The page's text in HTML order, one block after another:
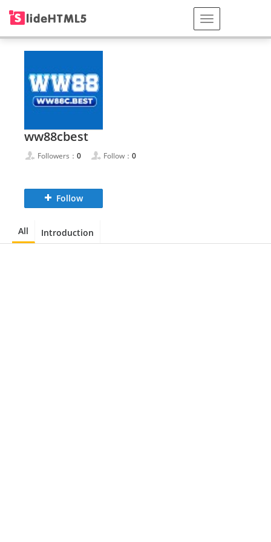
ww88cbest
Followers： 0 Follow： 0
Follow
All Introduction